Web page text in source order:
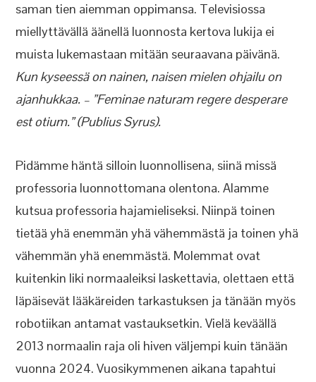
saman tien aiemman oppimansa. Televisiossa
miellyttävällä äänellä luonnosta kertova lukija ei
muista lukemastaan mitään seuraavana päivänä.
Kun kyseessä on nainen, naisen mielen ohjailu on
ajanhukkaa. – ”Feminae naturam regere desperare
est otium.” (Publius Syrus).
Pidämme häntä silloin luonnollisena, siinä missä
professoria luonnottomana olentona. Alamme
kutsua professoria hajamieliseksi. Niinpä toinen
tietää yhä enemmän yhä vähemmästä ja toinen yhä
vähemmän yhä enemmästä. Molemmat ovat
kuitenkin liki normaaleiksi laskettavia, olettaen että
läpäisevät lääkäreiden tarkastuksen ja tänään myös
robotiikan antamat vastauksetkin. Vielä keväällä
2013 normaalin raja oli hiven väljempi kuin tänään
vuonna 2024. Vuosikymmenen aikana tapahtui